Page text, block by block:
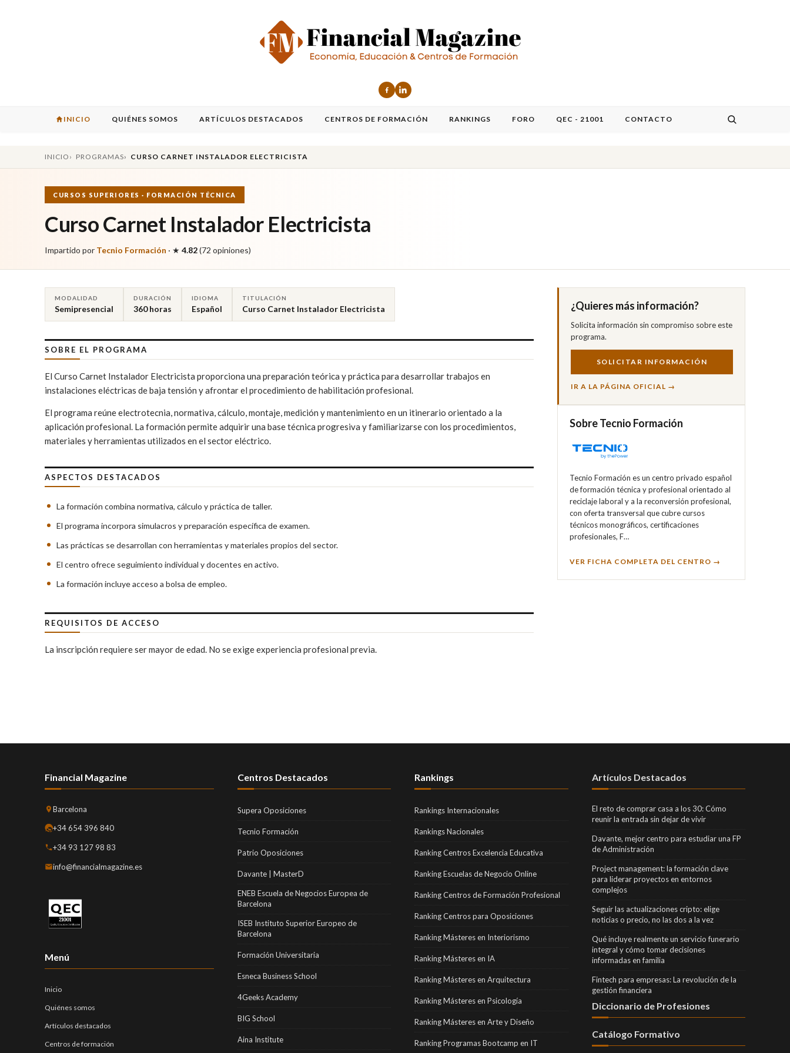
INICIO QUIÉNES SOMOS ARTÍCULOS DESTACADOS CENTROS DE FORMACIÓN RANKINGS FORO QEC - 21001 CONTACTO
INICIO PROGRAMAS CURSO CARNET INSTALADOR ELECTRICISTA
CURSOS SUPERIORES · FORMACIÓN TÉCNICA
Curso Carnet Instalador Electricista
Impartido por Tecnio Formación · ★ 4.82(72 opiniones)
MODALIDAD
Semipresencial
DURACIÓN
360 horas
IDIOMA
Español
TITULACIÓN
Curso Carnet Instalador Electricista
SOBRE EL PROGRAMA
El Curso Carnet Instalador Electricista proporciona una preparación teórica y práctica para desarrollar trabajos en
instalaciones eléctricas de baja tensión y afrontar el procedimiento de habilitación profesional.
El programa reúne electrotecnia, normativa, cálculo, montaje, medición y mantenimiento en un itinerario orientado a la
aplicación profesional. La formación permite adquirir una base técnica progresiva y familiarizarse con los procedimientos,
materiales y herramientas utilizados en el sector eléctrico.
ASPECTOS DESTACADOS
La formación combina normativa, cálculo y práctica de taller.
El programa incorpora simulacros y preparación específica de examen.
Las prácticas se desarrollan con herramientas y materiales propios del sector.
El centro ofrece seguimiento individual y docentes en activo.
La formación incluye acceso a bolsa de empleo.
REQUISITOS DE ACCESO
La inscripción requiere ser mayor de edad. No se exige experiencia profesional previa.
¿Quieres más información?
Solicita información sin compromiso sobre este
programa.
SOLICITAR INFORMACIÓN
IR A LA PÁGINA OFICIAL →
Sobre Tecnio Formación
Tecnio Formación es un centro privado español
de formación técnica y profesional orientado al
reciclaje laboral y a la reconversión profesional,
con oferta transversal que cubre cursos
técnicos monográficos, certificaciones
profesionales, F…
VER FICHA COMPLETA DEL CENTRO →
Financial Magazine
Barcelona
+34 654 396 840
+34 93 127 98 83
info@financialmagazine.es
Menú
Inicio
Quiénes somos
Artículos destacados
Centros de formación
Centros Destacados
Supera Oposiciones
Tecnio Formación
Patrio Oposiciones
Davante | MasterD
ENEB Escuela de Negocios Europea de
Barcelona
ISEB Instituto Superior Europeo de
Barcelona
Formación Universitaria
Esneca Business School
4Geeks Academy
BIG School
Aina Institute
Rankings
Rankings Internacionales
Rankings Nacionales
Ranking Centros Excelencia Educativa
Ranking Escuelas de Negocio Online
Ranking Centros de Formación Profesional
Ranking Centros para Oposiciones
Ranking Másteres en Interiorismo
Ranking Másteres en IA
Ranking Másteres en Arquitectura
Ranking Másteres en Psicología
Ranking Másteres en Arte y Diseño
Ranking Programas Bootcamp en IT
Artículos Destacados
El reto de comprar casa a los 30: Cómo
reunir la entrada sin dejar de vivir
Davante, mejor centro para estudiar una FP
de Administración
Project management: la formación clave
para liderar proyectos en entornos
complejos
Seguir las actualizaciones cripto: elige
noticias o precio, no las dos a la vez
Qué incluye realmente un servicio funerario
integral y cómo tomar decisiones
informadas en familia
Fintech para empresas: La revolución de la
gestión financiera
Diccionario de Profesiones
Catálogo Formativo